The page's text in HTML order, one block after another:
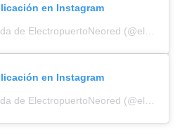
en Instagram
en Instagram